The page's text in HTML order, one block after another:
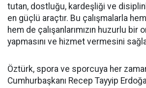
tutan, dostluğu, kardeşliği ve
en güçlü araçtır. Bu çalışmalarla
hem de çalışanlarımızın huzurlu bir
yapmasını ve hizmet vermesini
Öztürk, spora ve sporcuya her
Cumhurbaşkanı Recep Tayyip